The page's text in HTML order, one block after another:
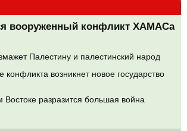
вооруженный конфликт ХАМАСа
Палестину и палестинский народ
конфликта возникнет новое государство
разразится большая война